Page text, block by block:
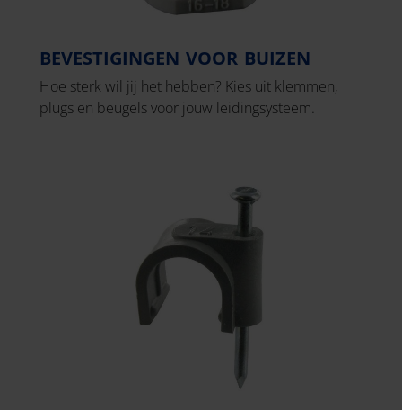
BEVESTIGINGEN VOOR BUIZEN
Hoe sterk wil jij het hebben? Kies uit klemmen,
plugs en beugels voor jouw leidingsysteem.